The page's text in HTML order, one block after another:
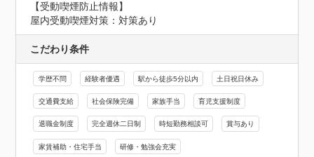
【受動喫煙防止情報】
屋内受動喫煙対策：対策あり
こだわり条件
学歴不問 経験者優遇 駅から徒歩5分以内 土日祝日休み
交通費支給 社会保険完備 家族手当 育児支援制度
退職金制度 完全週休二日制 時短勤務相談可 賞与あり
家賃補助・住宅手当 研修・勉強会充実